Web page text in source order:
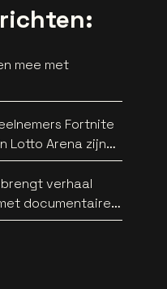
mee met
Fortnite
Lotto Arena zijn
brengt verhaal
documentaire